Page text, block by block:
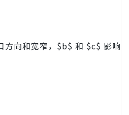
向和宽窄，$b$ 和 $c$ 影响